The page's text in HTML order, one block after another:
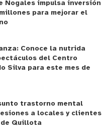
Nogales impulsa inversión
para mejorar el
Conoce la nutrida
del Centro
Silva para este mes de
trastorno mental
a locales y clientes
Quillota